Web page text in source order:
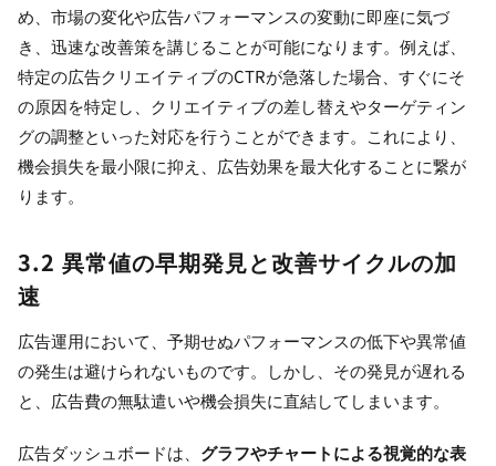
め、市場の変化や広告パフォーマンスの変動に即座に気づ
き、迅速な改善策を講じることが可能になります。例えば、
特定の広告クリエイティブのCTRが急落した場合、すぐにそ
の原因を特定し、クリエイティブの差し替えやターゲティン
グの調整といった対応を行うことができます。これにより、
機会損失を最小限に抑え、広告効果を最大化することに繋が
ります。
3.2 異常値の早期発見と改善サイクルの加
速
広告運用において、予期せぬパフォーマンスの低下や異常値
の発生は避けられないものです。しかし、その発見が遅れる
と、広告費の無駄遣いや機会損失に直結してしまいます。
広告ダッシュボードは、 グラフやチャートによる視覚的な表